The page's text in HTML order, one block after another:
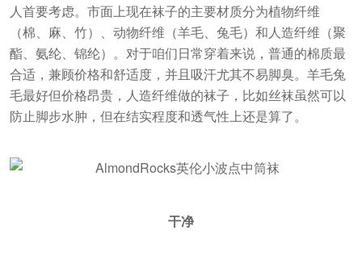
人首要考虑。市面上现在袜子的主要材质分为植物纤维
（棉、麻、竹）、动物纤维（羊毛、兔毛）和人造纤维（聚
酯、氨纶、锦纶）。对于咱们日常穿着来说，普通的棉质最
合适，兼顾价格和舒适度，并且吸汗尤其不易脚臭。羊毛兔
毛最好但价格昂贵，人造纤维做的袜子，比如丝袜虽然可以
防止脚步水肿，但在结实程度和透气性上还是算了。
干净